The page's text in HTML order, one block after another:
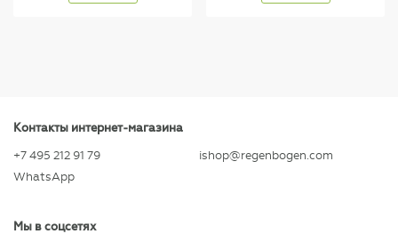
Контакты интернет-магазина
+7 495 212 91 79
WhatsApp
ishop@regenbogen.com
Мы в соцсетях